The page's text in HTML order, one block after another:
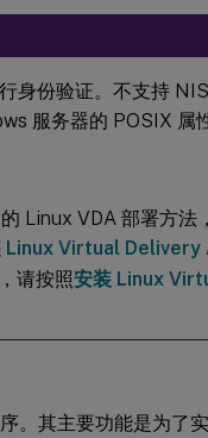
身份验证。不支持
服务器的 POSIX 属
Linux VDA 部署方
Linux Virtual
请按照安装 Linux
。其主要功能是为了